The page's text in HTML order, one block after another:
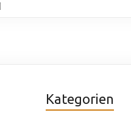
Kategorien